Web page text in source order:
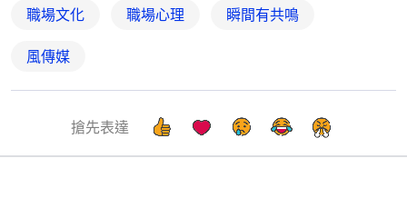
職場文化 職場心理 瞬間有共鳴
風傳媒
搶先表達